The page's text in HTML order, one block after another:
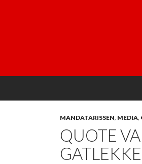
MANDATARISSEN, MEDIA,
QUOTE